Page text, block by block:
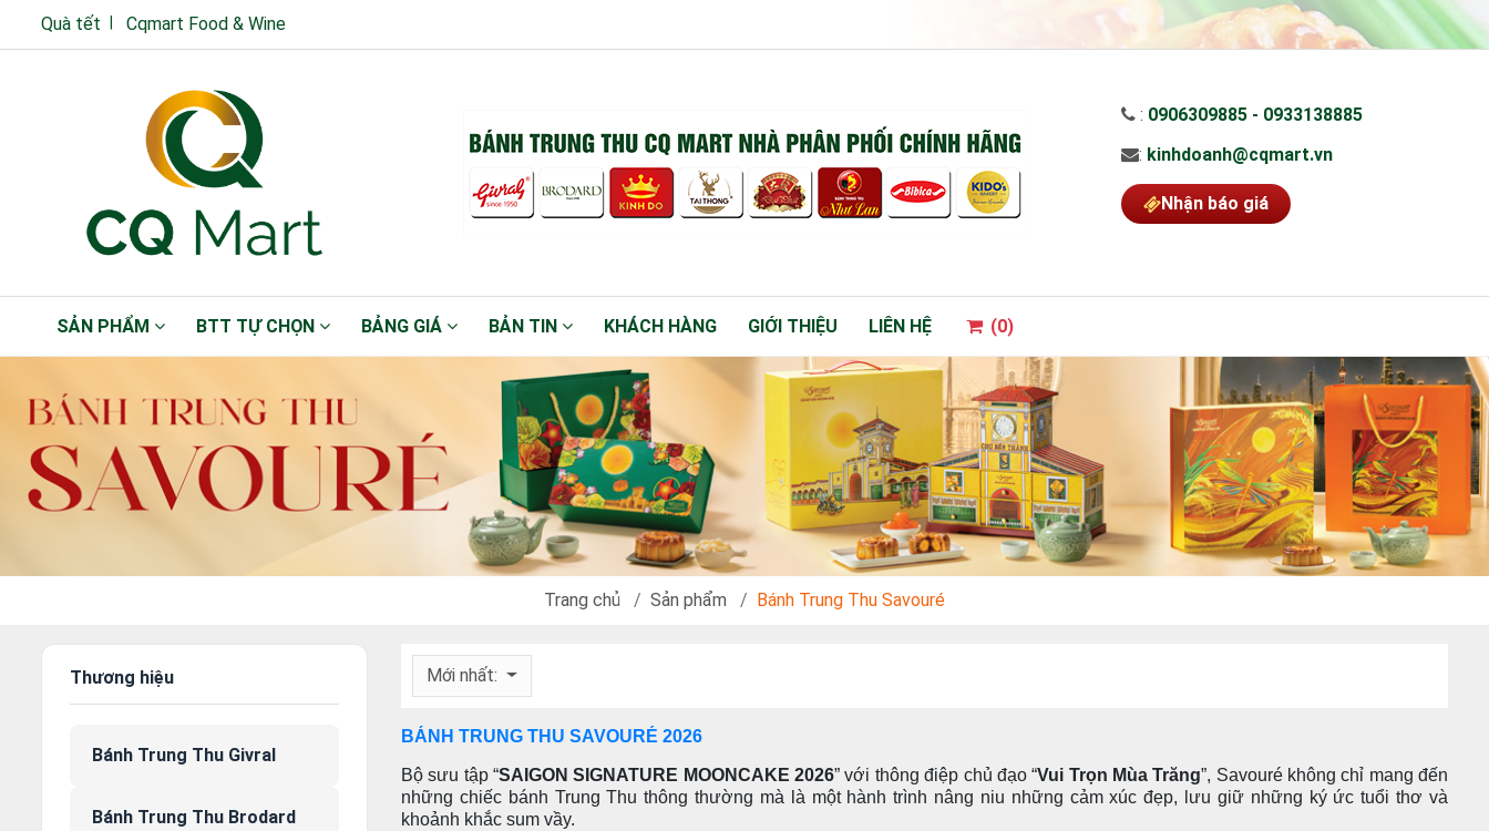
Quà tết Cqmart Food & Wine
: 0906309885 - 0933138885
: kinhdoanh@cqmart.vn
Nhận báo giá
SẢN PHẨM BTT TỰ CHỌN BẢNG GIÁ BẢN TIN KHÁCH HÀNG GIỚI THIỆU LIÊN HỆ (0)
Trang chủ Sản phẩm Bánh Trung Thu Savouré
Thương hiệu
Bánh Trung Thu Givral
Bánh Trung Thu Brodard
Mới nhất:
BÁNH TRUNG THU SAVOURÉ 2026
Bộ sưu tập “SAIGON SIGNATURE MOONCAKE 2026” với thông điệp chủ đạo “Vui Trọn Mùa Trăng”, Savouré không chỉ mang đến
những chiếc bánh Trung Thu thông thường mà là một hành trình nâng niu những cảm xúc đẹp, lưu giữ những ký ức tuổi thơ và
khoảnh khắc sum vầy.